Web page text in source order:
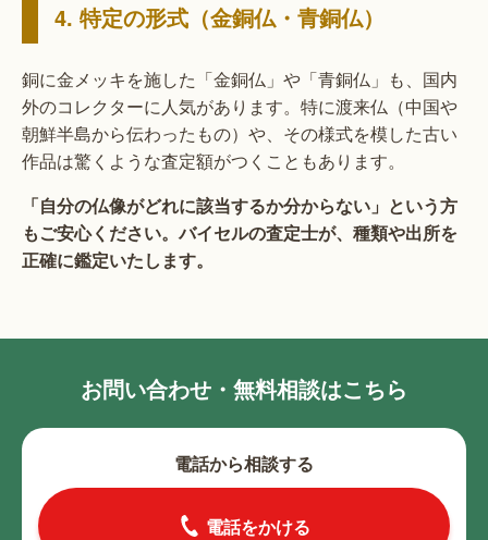
4. 特定の形式（金銅仏・青銅仏）
銅に金メッキを施した「金銅仏」や「青銅仏」も、国内
外のコレクターに人気があります。特に渡来仏（中国や
朝鮮半島から伝わったもの）や、その様式を模した古い
作品は驚くような査定額がつくこともあります。
「自分の仏像がどれに該当するか分からない」という方
もご安心ください。バイセルの査定士が、種類や出所を
正確に鑑定いたします。
お問い合わせ・無料相談はこちら
電話から相談する
電話をかける